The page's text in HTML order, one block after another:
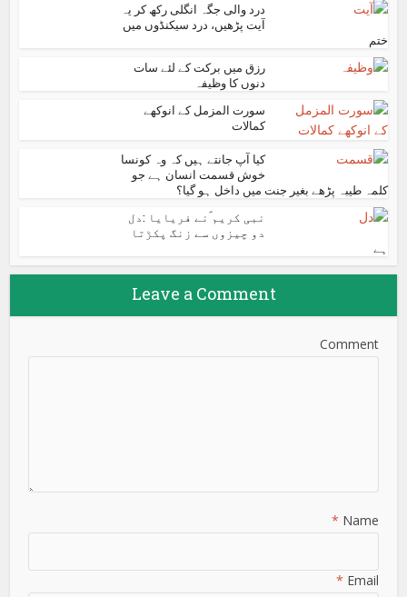
درد والی جگہ انگلی رکھ کر یہ
آیت پڑھیں، درد سیکنڈوں میں
ختم
رزق میں برکت کے لئے سات
دنوں کا وظیفہ
سورت المزمل کے انوکھے
کمالات
کیا آپ جانتے ہیں کہ وہ کونسا
خوش قسمت انسان ہے جو
کلمہ طیبہ پڑھے بغیر جنت میں داخل ہو گیا؟
نبی کریم ؐنے فریایا :دل
دو چیزوں سے زنگ پکڑتا
ہے
Leave a Comment
Comment
Name
*
Email
*